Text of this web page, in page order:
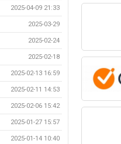
2025-04-09 21:33
2025-03-29
2025-02-24
2025-02-18
2025-02-13 16:59
2025-02-11 14:53
2025-02-06 15:42
2025-01-27 15:57
2025-01-14 10:40